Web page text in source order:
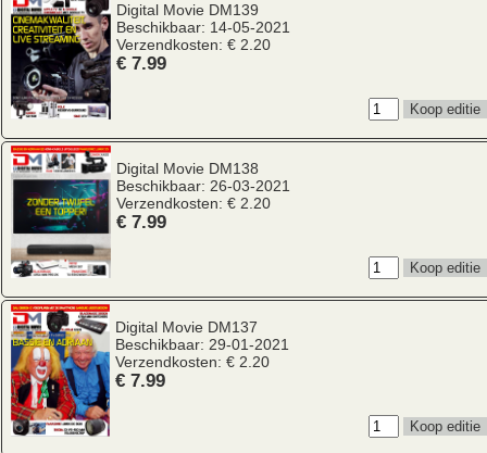
Digital Movie DM139
Beschikbaar: 14-05-2021
Verzendkosten: € 2.20
€ 7.99
Digital Movie DM138
Beschikbaar: 26-03-2021
Verzendkosten: € 2.20
€ 7.99
Digital Movie DM137
Beschikbaar: 29-01-2021
Verzendkosten: € 2.20
€ 7.99